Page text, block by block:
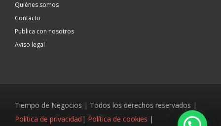
Quiénes somos
Contacto
Publica con nosotros
Aviso legal
Tiempo de Negocios | Todos los derechos reservados |
Política de privacidad | Política de cookies |